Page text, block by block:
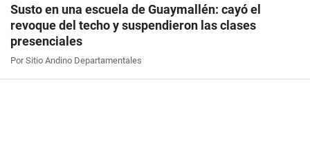
Susto en una escuela de Guaymallén: cayó el
revoque del techo y suspendieron las clases
presenciales
Por Sitio Andino Departamentales